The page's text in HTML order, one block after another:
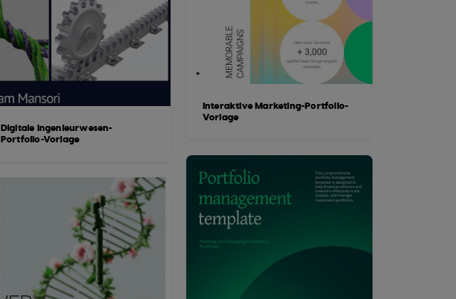
Digitale Ingenieurwesen-
Portfolio-Vorlage
Interaktive Marketing-Portfolio-
Vorlage